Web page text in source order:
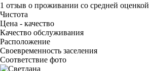
1 отзыв о проживании со средней оценкой
Чистота
Цена - качество
Качество обслуживания
Расположение
Своевременность заселения
Соответствие фото